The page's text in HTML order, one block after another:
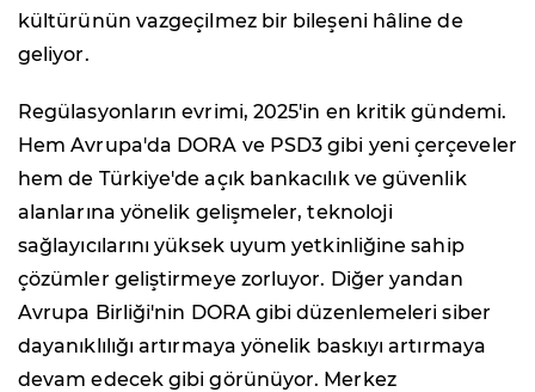
kültürünün vazgeçilmez bir bileşeni hâline de
geliyor.
Regülasyonların evrimi, 2025'in en kritik gündemi.
Hem Avrupa'da DORA ve PSD3 gibi yeni çerçeveler
hem de Türkiye'de açık bankacılık ve güvenlik
alanlarına yönelik gelişmeler, teknoloji
sağlayıcılarını yüksek uyum yetkinliğine sahip
çözümler geliştirmeye zorluyor. Diğer yandan
Avrupa Birliği'nin DORA gibi düzenlemeleri siber
dayanıklılığı artırmaya yönelik baskıyı artırmaya
devam edecek gibi görünüyor. Merkez